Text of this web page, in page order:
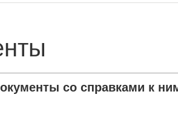
со справками к